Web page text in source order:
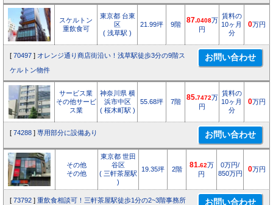
スケルトン
重飲食可
東京都 台東
区
( 浅草駅 )
21.99坪 9階
87.0408万
円
賃料の
10ヶ月
分
0万円
[ 70497 ] オレンジ通り商店街沿い！浅草駅徒歩3分の9階ス
ケルトン物件
サービス業
その他サービ
ス業
神奈川県 横
浜市中区
( 桜木町駅 )
55.68坪 7階
85.7472万
円
賃料の
10ヶ月
分
0万円
[ 74288 ] 専用部分に設備あり
その他
その他
東京都 世田
谷区
( 三軒茶屋駅
)
19.35坪 2階
81.62万
円
0万円/
850万円
0万円
[ 73792 ] 重飲食相談可！三軒茶屋駅徒歩1分の2~3階事務所